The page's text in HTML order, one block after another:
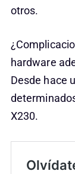
otros.
hardware
Desde hace
X230.